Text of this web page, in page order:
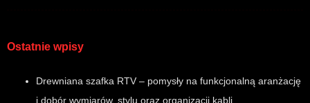
Ostatnie wpisy
Drewniana szafka RTV – pomysły na funkcjonalną aranżację
i dobór wymiarów, stylu oraz organizacji kabli